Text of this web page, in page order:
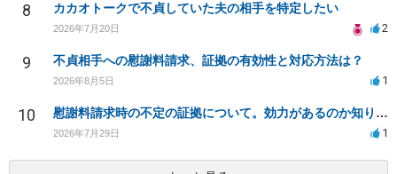
8 カカオトークで不貞していた夫の相手を特定したい
2026年7月20日 2
9 不貞相手への慰謝料請求、証拠の有効性と対応方法は？
2026年8月5日 1
10 慰謝料請求時の不定の証拠について。効力があるのか知りたい。
2026年7月29日 1